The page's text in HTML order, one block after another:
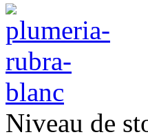
Niveau de